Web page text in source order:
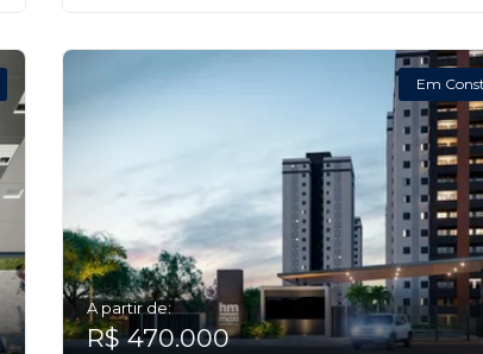
Em
A partir de:
R$ 470.000